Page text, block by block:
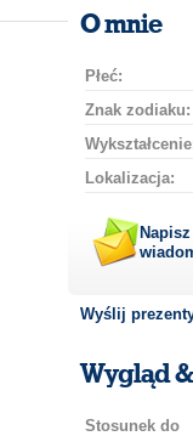
O mnie
Płeć:
Znak zodiaku:
Lokalizacja:
Napisz
Wyślij
Wygląd
Stosunek do